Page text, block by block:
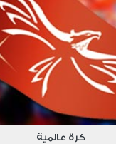
كرة عالمية